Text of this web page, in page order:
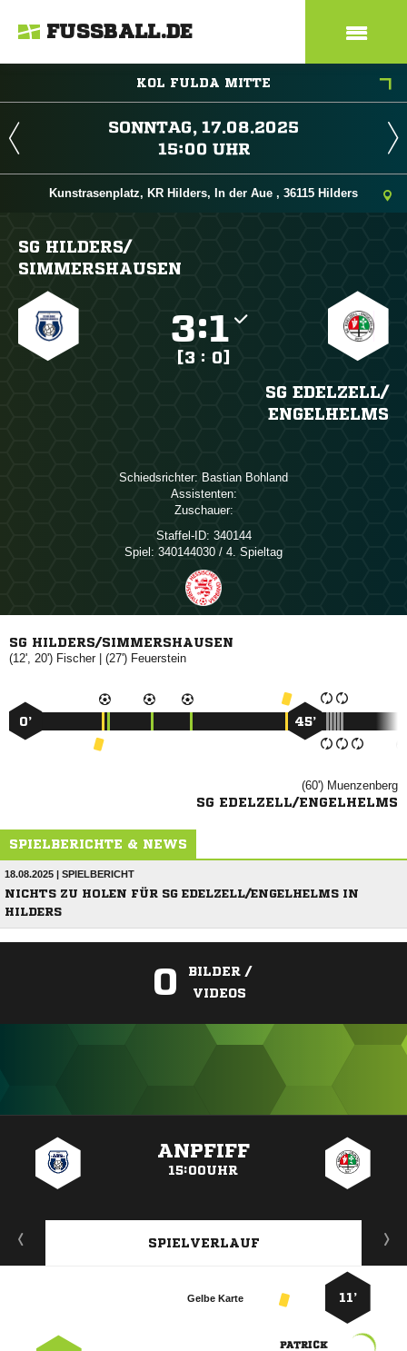
FUSSBALL.DE
KOL FULDA MITTE
 
 
Kunstrasenplatz, KR Hilders, In der Aue , 36115 Hilders
SG HILDERS/​
SIMMERSHAUSEN
:
[3 : 0]
SG EDELZELL/​
ENGELHELMS
Schiedsrichter:  
Assistenten:
Zuschauer:
Staffel-ID: 340144
Spiel: 340144030 / 4. Spieltag
SG HILDERS/SIMMERSHAUSEN
(12', 20') | (27') 
0’ 45’
(60') 
SG EDELZELL/ENGELHELMS
SPIELBERICHTE & NEWS
18.08.2025 | SPIELBERICHT
NICHTS ZU HOLEN FÜR SG EDELZELL/ENGELHELMS IN
HILDERS
0
BILDER /
VIDEOS
ANPFIFF
15:00UHR
SPIELVERLAUF
11’
Gelbe Karte
